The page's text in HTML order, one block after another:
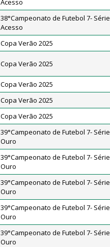
Acesso
38°Campeonato de Futebol 7- Série
Acesso
Copa Verão 2025
Copa Verão 2025
Copa Verão 2025
Copa Verão 2025
Copa Verão 2025
39°Campeonato de Futebol 7- Série
Ouro
39°Campeonato de Futebol 7- Série
Ouro
39°Campeonato de Futebol 7- Série
Ouro
39°Campeonato de Futebol 7- Série
Ouro
39°Campeonato de Futebol 7- Série
Ouro